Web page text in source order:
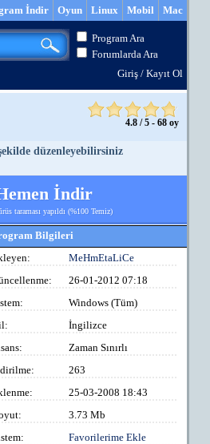
Mac
Mobil
Linux
Oyun
İndir
Program Ara
Forumlarda Ara
Giriş / Kayıt Ol
4.8 /5 - 68 oy
düzenleyebilirsiniz
İndir
taraması yapıldı (%100 Temiz)
Bilgileri
MeHmEtaLiCe
26-01-2012 07:18
Windows (Tüm)
İngilizce
Zaman Sınırlı
263
25-03-2008 18:43
3.73 Mb
Favorilerime Ekle